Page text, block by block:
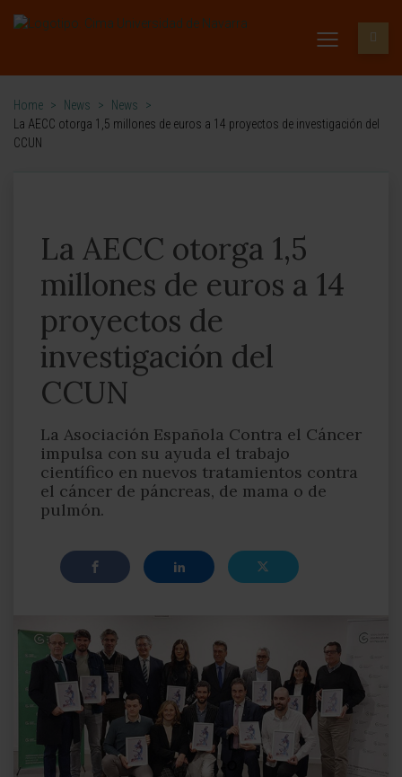
Home > News > News
>
La AECC otorga 1,5 millones de euros a 14 proyectos de investigación del
CCUN
La AECC otorga 1,5
millones de euros a 14
proyectos de
investigación del
CCUN
La Asociación Española Contra el Cáncer
impulsa con su ayuda el trabajo
científico en nuevos tratamientos contra
el cáncer de páncreas, de mama o de
pulmón.